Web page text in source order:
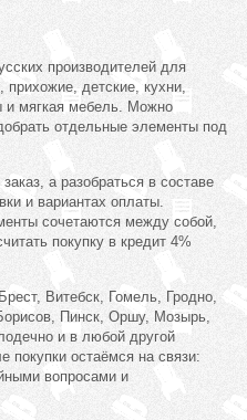
производителей для
прихожие, детские, кухни,
мягкая мебель. Можно
отдельные элементы под
а разобраться в составе
и вариантах оплаты.
сочетаются между собой,
покупку в кредит 4%
Витебск, Гомель, Гродно,
Пинск, Оршу, Мозырь,
и в любой другой
покупки остаёмся на связи:
вопросами и